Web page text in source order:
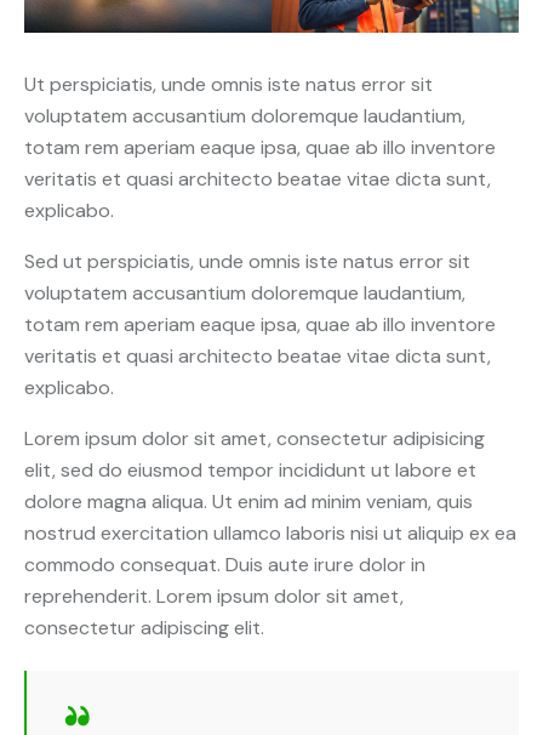
Ut perspiciatis, unde omnis iste natus error sit
voluptatem accusantium doloremque laudantium,
totam rem aperiam eaque ipsa, quae ab illo inventore
veritatis et quasi architecto beatae vitae dicta sunt,
explicabo.
Sed ut perspiciatis, unde omnis iste natus error sit
voluptatem accusantium doloremque laudantium,
totam rem aperiam eaque ipsa, quae ab illo inventore
veritatis et quasi architecto beatae vitae dicta sunt,
explicabo.
Lorem ipsum dolor sit amet, consectetur adipisicing
elit, sed do eiusmod tempor incididunt ut labore et
dolore magna aliqua. Ut enim ad minim veniam, quis
nostrud exercitation ullamco laboris nisi ut aliquip ex ea
commodo consequat. Duis aute irure dolor in
reprehenderit. Lorem ipsum dolor sit amet,
consectetur adipiscing elit.